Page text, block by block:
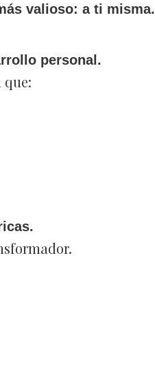
valioso: a ti misma.
personal.
que: